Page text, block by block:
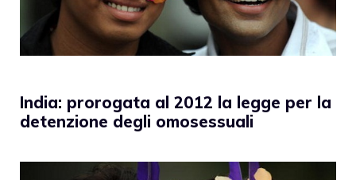
India: prorogata al 2012 la legge per la
detenzione degli omosessuali